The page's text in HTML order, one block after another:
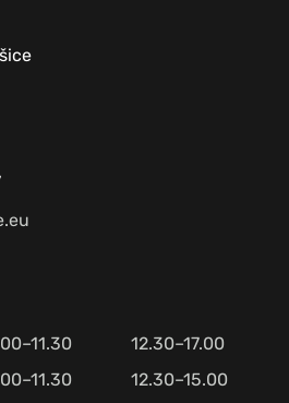
12.30–17.00
12.30–15.00